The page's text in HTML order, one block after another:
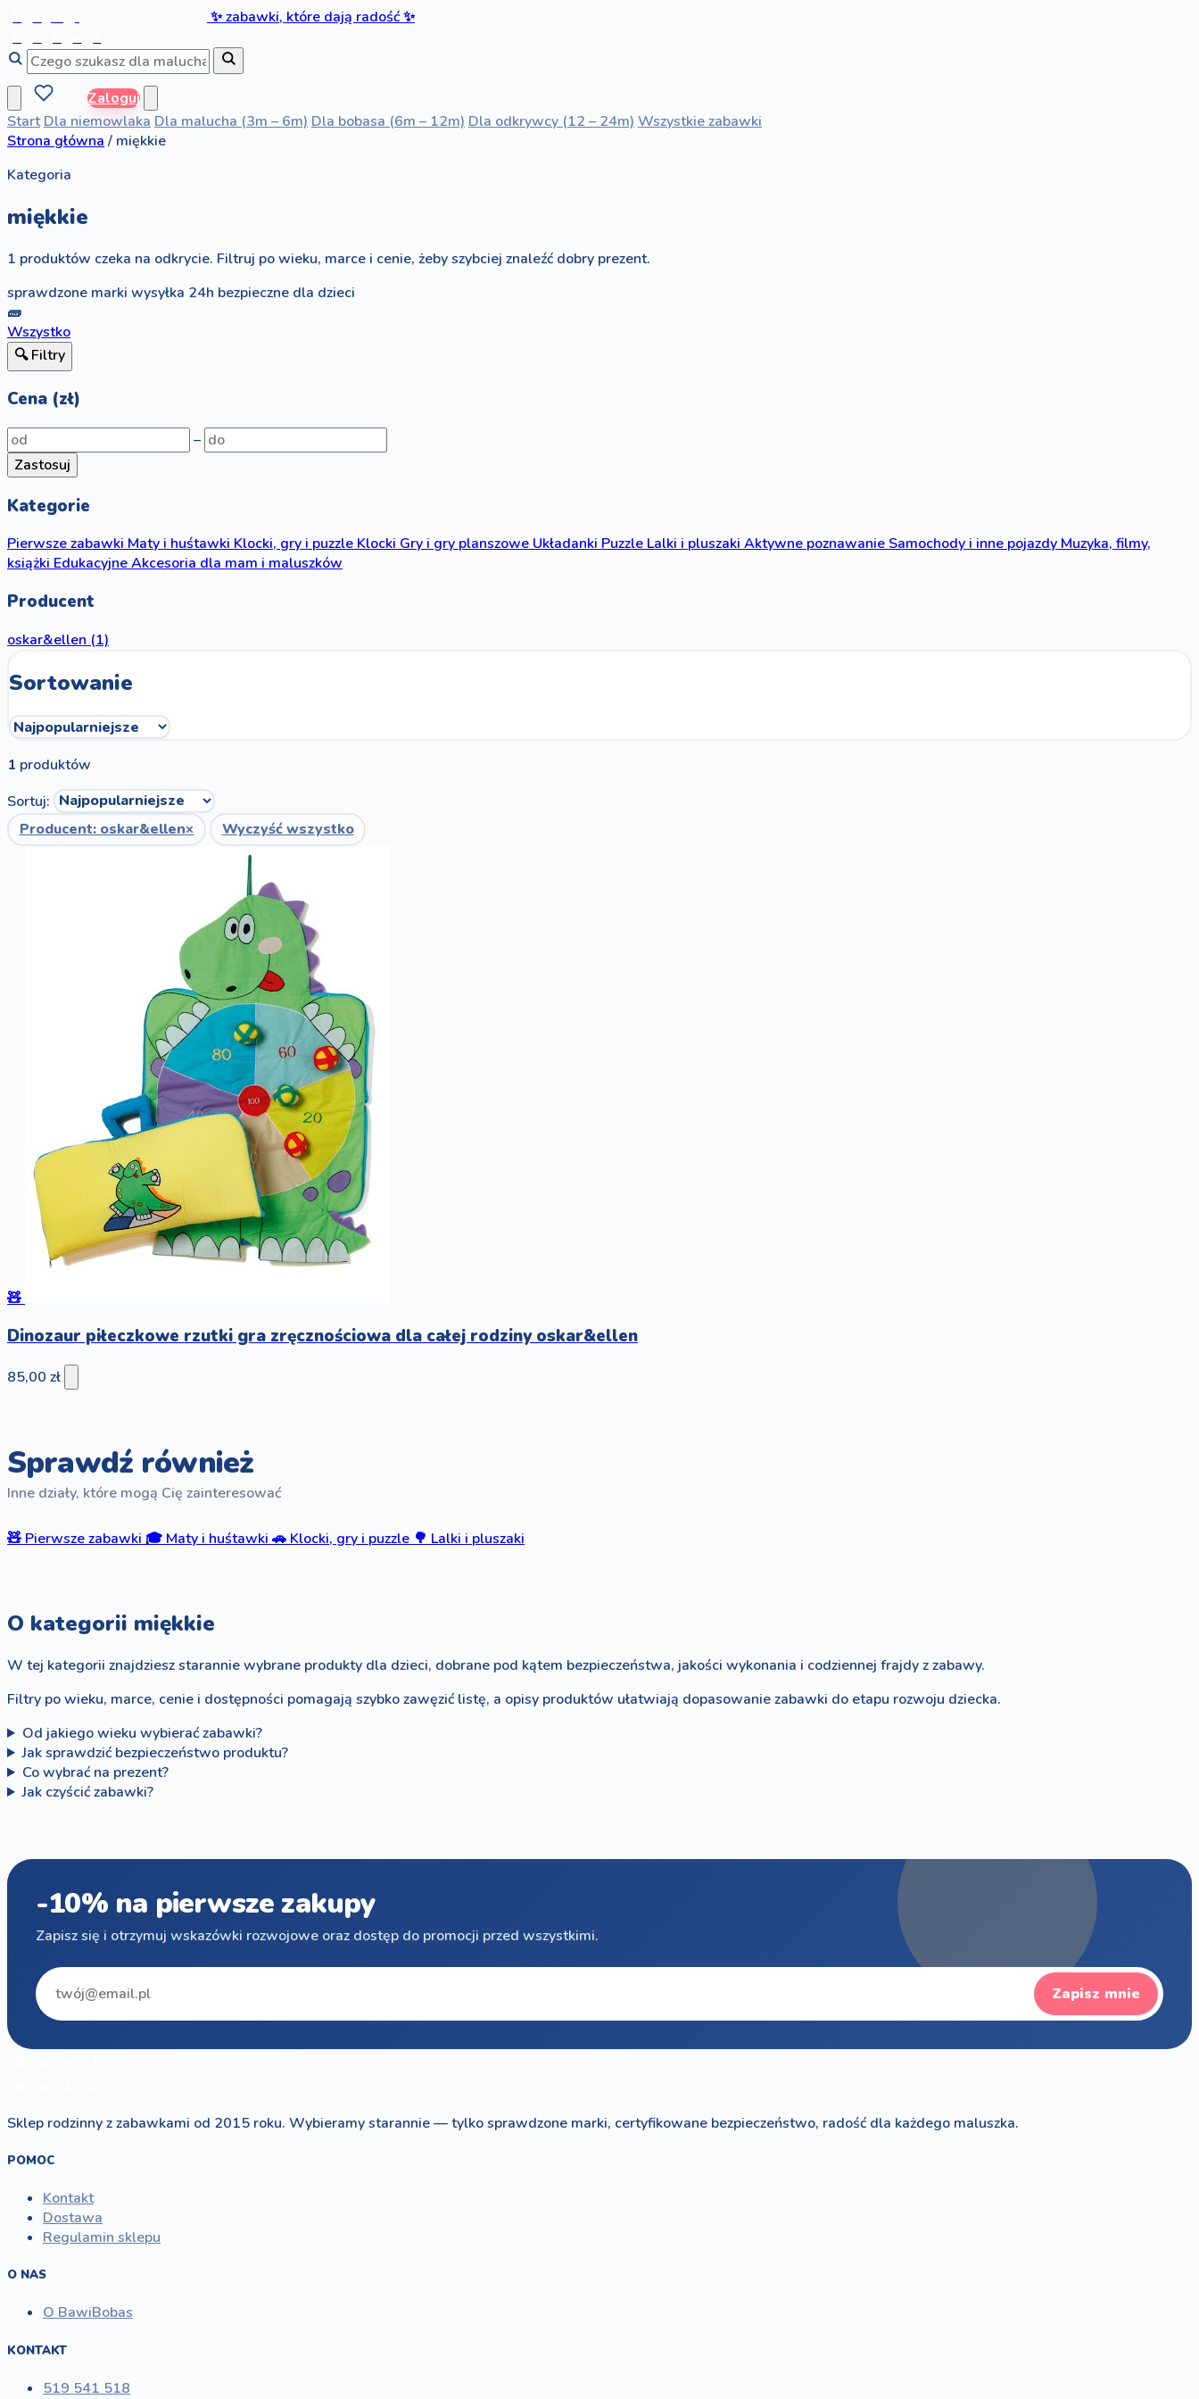
✨zabawki, które dają radość✨
Zaloguj
Start Dla niemowlaka Dla malucha (3m – 6m) Dla bobasa (6m – 12m) Dla odkrywcy (12 – 24m) Wszystkie zabawki
Strona główna / miękkie
Kategoria
miękkie
1 produktów czeka na odkrycie. Filtruj po wieku, marce i cenie, żeby szybciej znaleźć dobry prezent.
sprawdzone marki wysyłka 24h bezpieczne dla dzieci
🧱
Wszystko
🔍 Filtry
Cena (zł)
–
Zastosuj
Kategorie
Pierwsze zabawkiMaty i huśtawkiKlocki, gry i puzzleKlockiGry i gry planszoweUkładankiPuzzleLalki i pluszakiAktywne poznawanieSamochody i inne pojazdyMuzyka, filmy,
książkiEdukacyjneAkcesoria dla mam i maluszków
Producent
oskar&ellen (1)
Sortowanie
1 produktów
Sortuj:
Producent: oskar&ellen× Wyczyść wszystko
🧸
Dinozaur piłeczkowe rzutki gra zręcznościowa dla całej rodziny oskar&ellen
85,00 zł
Sprawdź również
Inne działy, które mogą Cię zainteresować
🧸 Pierwsze zabawki 🎓 Maty i huśtawki 🚗 Klocki, gry i puzzle 🌳 Lalki i pluszaki
O kategorii miękkie
W tej kategorii znajdziesz starannie wybrane produkty dla dzieci, dobrane pod kątem bezpieczeństwa, jakości wykonania i codziennej frajdy z zabawy.
Filtry po wieku, marce, cenie i dostępności pomagają szybko zawęzić listę, a opisy produktów ułatwiają dopasowanie zabawki do etapu rozwoju dziecka.
Od jakiego wieku wybierać zabawki?
Jak sprawdzić bezpieczeństwo produktu?
Co wybrać na prezent?
Jak czyścić zabawki?
-10% na pierwsze zakupy
Zapisz się i otrzymuj wskazówki rozwojowe oraz dostęp do promocji przed wszystkimi.
Zapisz mnie
Sklep rodzinny z zabawkami od 2015 roku. Wybieramy starannie — tylko sprawdzone marki, certyfikowane bezpieczeństwo, radość dla każdego maluszka.
POMOC
Kontakt
Dostawa
Regulamin sklepu
O NAS
O BawiBobas
KONTAKT
519 541 518